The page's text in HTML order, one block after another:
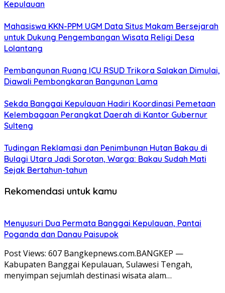
Kepulauan
Mahasiswa KKN-PPM UGM Data Situs Makam Bersejarah
untuk Dukung Pengembangan Wisata Religi Desa
Lolantang
Pembangunan Ruang ICU RSUD Trikora Salakan Dimulai,
Diawali Pembongkaran Bangunan Lama
Sekda Banggai Kepulauan Hadiri Koordinasi Pemetaan
Kelembagaan Perangkat Daerah di Kantor Gubernur
Sulteng
Tudingan Reklamasi dan Penimbunan Hutan Bakau di
Bulagi Utara Jadi Sorotan, Warga: Bakau Sudah Mati
Sejak Bertahun-tahun
Rekomendasi untuk kamu
Menyusuri Dua Permata Banggai Kepulauan, Pantai
Poganda dan Danau Paisupok
Post Views: 607 Bangkepnews.com.BANGKEP —
Kabupaten Banggai Kepulauan, Sulawesi Tengah,
menyimpan sejumlah destinasi wisata alam…